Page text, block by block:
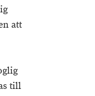
att
till